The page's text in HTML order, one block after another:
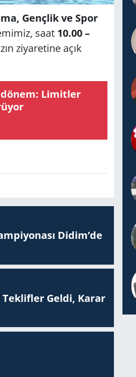
Gençlik ve Spor
saat 10.00 –
ziyaretine açık
sü­rü­yor
Didim’de
Geldi, Karar